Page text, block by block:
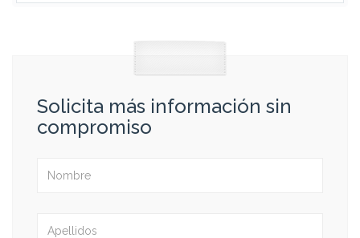
Solicita más información sin
compromiso